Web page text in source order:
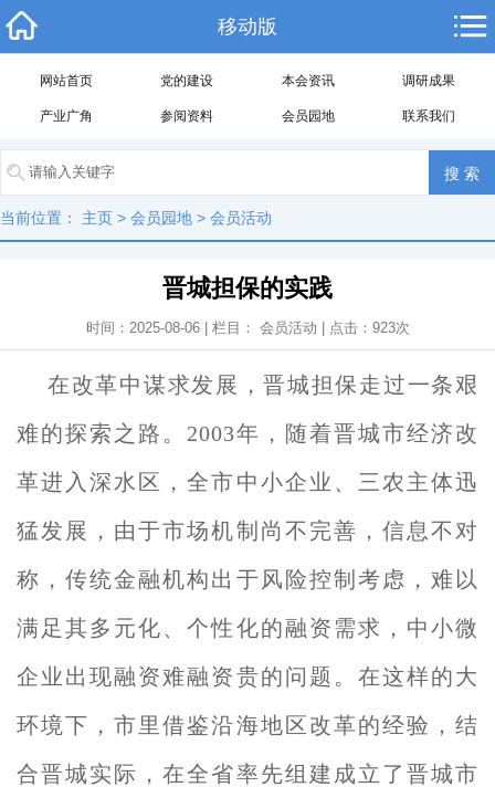
移动版
网站首页 党的建设 本会资讯 调研成果
产业广角 参阅资料 会员园地 联系我们
当前位置： 主页 > 会员园地 > 会员活动
晋城担保的实践
时间：2025-08-06 | 栏目： 会员活动 | 点击： 923次
在改革中谋求发展，晋城担保走过一条艰
难的探索之路。 2003年，随着晋城市经济改
革进入深水区，全市中小企业、三农主体迅
猛发展，由于市场机制尚不完善，信息不对
称，传统金融机构出于风险控制考虑，难以
满足其多元化、个性化的融资需求，中小微
企业出现融资难融资贵的问题。在这样的大
环境下，市里借鉴沿海地区改革的经验，结
合晋城实际，在全省率先组建成立了晋城市